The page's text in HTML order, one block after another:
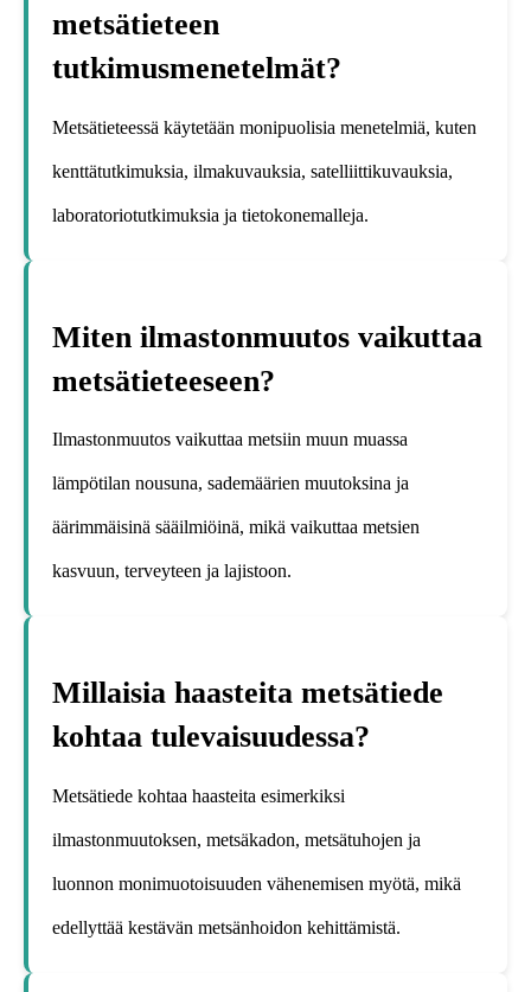
metsätieteen
tutkimusmenetelmät?
Metsätieteessä käytetään monipuolisia menetelmiä, kuten
kenttätutkimuksia, ilmakuvauksia, satelliittikuvauksia,
laboratoriotutkimuksia ja tietokonemalleja.
Miten ilmastonmuutos vaikuttaa
metsätieteeseen?
Ilmastonmuutos vaikuttaa metsiin muun muassa
lämpötilan nousuna, sademäärien muutoksina ja
äärimmäisinä sääilmiöinä, mikä vaikuttaa metsien
kasvuun, terveyteen ja lajistoon.
Millaisia haasteita metsätiede
kohtaa tulevaisuudessa?
Metsätiede kohtaa haasteita esimerkiksi
ilmastonmuutoksen, metsäkadon, metsätuhojen ja
luonnon monimuotoisuuden vähenemisen myötä, mikä
edellyttää kestävän metsänhoidon kehittämistä.